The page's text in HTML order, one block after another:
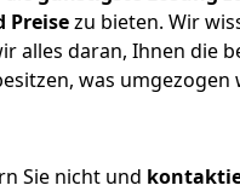
Preisezu bieten. Wir
alles daran, Ihnen die
was umgezogen
Sie nicht und